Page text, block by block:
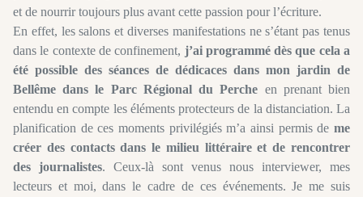
et de nourrir toujours plus avant cette passion pour l’écriture.
En effet, les salons et diverses manifestations ne s’étant pas tenus
dans le contexte de confinement, j’ai programmé dès que cela a
été possible des séances de dédicaces dans mon jardin de
Bellême dans le Parc Régional du Perche en prenant bien
entendu en compte les éléments protecteurs de la distanciation. La
planification de ces moments privilégiés m’a ainsi permis de me
créer des contacts dans le milieu littéraire et de rencontrer
des journalistes. Ceux-là sont venus nous interviewer, mes
lecteurs et moi, dans le cadre de ces événements. Je me suis